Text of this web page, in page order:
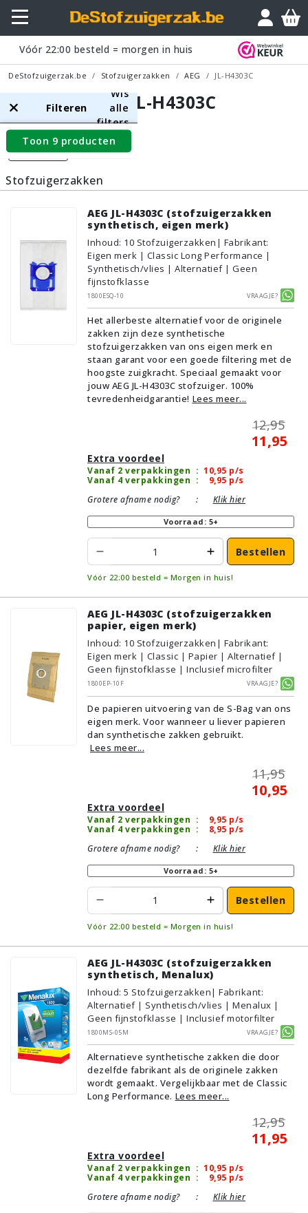
Vóór 22:00 besteld = morgen in huis
DeStofzuigerzak.be Stofzuigerzakken AEG JL-H4303C
AEG JL-H4303C
Filters
Filteren
Wis
alle
filters
Toon 9 producten
Stofzuigerzakken
AEG JL-H4303C (stofzuigerzakken
synthetisch, eigen merk)
Inhoud: 10 Stofzuigerzakken | Fabrikant:
Eigen merk | Classic Long Performance |
Synthetisch/vlies | Alternatief | Geen
fijnstofklasse
1800ESQ-10
Vraagje?
Het allerbeste alternatief voor de originele
zakken zijn deze synthetische
stofzuigerzakken van ons eigen merk en
staan garant voor een goede filtering met de
hoogste zuigkracht. Speciaal gemaakt voor
jouw AEG JL-H4303C stofzuiger. 100%
tevredenheidgarantie! Lees meer...
12,95
11,95
Extra voordeel
Vanaf 2 verpakkingen : 10,95 p/s
Vanaf 4 verpakkingen : 9,95 p/s
Grotere afname nodig?
: Klik hier
Voorraad: 5+
Bestellen
Vóór 22:00 besteld = Morgen in huis!
AEG JL-H4303C (stofzuigerzakken
papier, eigen merk)
Inhoud: 10 Stofzuigerzakken | Fabrikant:
Eigen merk | Classic | Papier | Alternatief |
Geen fijnstofklasse | Inclusief microfilter
1800EP-10F
Vraagje?
De papieren uitvoering van de S-Bag van ons
eigen merk. Voor wanneer u liever papieren
dan synthetische zakken gebruikt.
Lees meer...
11,95
10,95
Extra voordeel
Vanaf 2 verpakkingen : 9,95 p/s
Vanaf 4 verpakkingen : 8,95 p/s
Grotere afname nodig?
: Klik hier
Voorraad: 5+
Bestellen
Vóór 22:00 besteld = Morgen in huis!
AEG JL-H4303C (stofzuigerzakken
synthetisch, Menalux)
Inhoud: 5 Stofzuigerzakken| Fabrikant:
Alternatief | Synthetisch/vlies | Menalux |
Geen fijnstofklasse | Inclusief motorfilter
1800MS-05M
Vraagje?
Alternatieve synthetische zakken die door
dezelfde fabrikant als de originele zakken
wordt gemaakt. Vergelijkbaar met de Classic
Long Performance. Lees meer...
12,95
11,95
Extra voordeel
Vanaf 2 verpakkingen : 10,95 p/s
Vanaf 4 verpakkingen : 9,95 p/s
Grotere afname nodig?
: Klik hier